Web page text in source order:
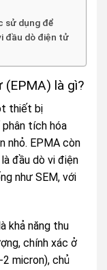
sử dụng để
đầu dò điện tử
(EPMA) là gì?
thiết bị
tích hóa
nhỏ. EPMA còn
đầu dò vi điện
như SEM, với
khả năng thu
chính xác ở
micron), chủ